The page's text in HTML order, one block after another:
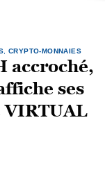
CRYPTO-MONNAIES
accroché,
ses
VIRTUAL